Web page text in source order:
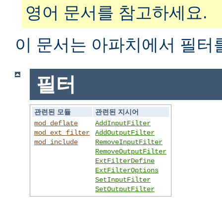
영어 문서를 참고하세요.
이 문서는 아파치에서 필
필터
관련된 모듈
관련된 지시어
mod_deflate
mod_ext_filter
mod_include
AddInputFilter
AddOutputFilter
RemoveInputFilter
RemoveOutputFilter
ExtFilterDefine
ExtFilterOptions
SetInputFilter
SetOutputFilter